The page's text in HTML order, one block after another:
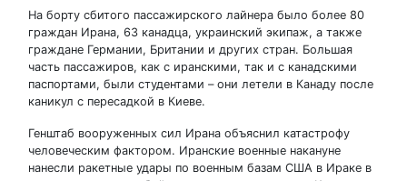
На борту сбитого пассажирского лайнера было более 80
граждан Ирана, 63 канадца, украинский экипаж, а также
граждане Германии, Британии и других стран. Большая
часть пассажиров, как с иранскими, так и с канадскими
паспортами, были студентами – они летели в Канаду после
каникул с пересадкой в Киеве.
Генштаб вооруженных сил Ирана объяснил катастрофу
человеческим фактором. Иранские военные накануне
нанесли ракетные удары по военным базам США в Ираке в